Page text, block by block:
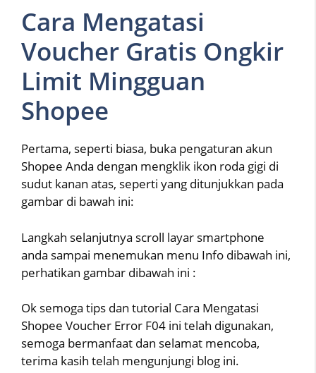
Cara Mengatasi
Voucher Gratis Ongkir
Limit Mingguan
Shopee
Pertama, seperti biasa, buka pengaturan akun
Shopee Anda dengan mengklik ikon roda gigi di
sudut kanan atas, seperti yang ditunjukkan pada
gambar di bawah ini:
Langkah selanjutnya scroll layar smartphone
anda sampai menemukan menu Info dibawah ini,
perhatikan gambar dibawah ini :
Ok semoga tips dan tutorial Cara Mengatasi
Shopee Voucher Error F04 ini telah digunakan,
semoga bermanfaat dan selamat mencoba,
terima kasih telah mengunjungi blog ini.